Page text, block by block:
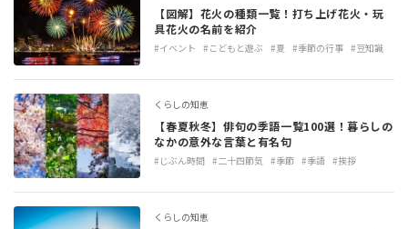
【図解】花火の種類一覧！打ち上げ花火・玩
具花火の名前を紹介
#イベント #こどもと遊ぶ #夏 #季節の行事 #豆知識
くらしの知恵
【春夏秋冬】俳句の季語一覧100選！暮らしの
なかの意外な言葉と有名句
#じぶん時間 #二十四節気 #季節 #季語 #挨拶
くらしの知恵